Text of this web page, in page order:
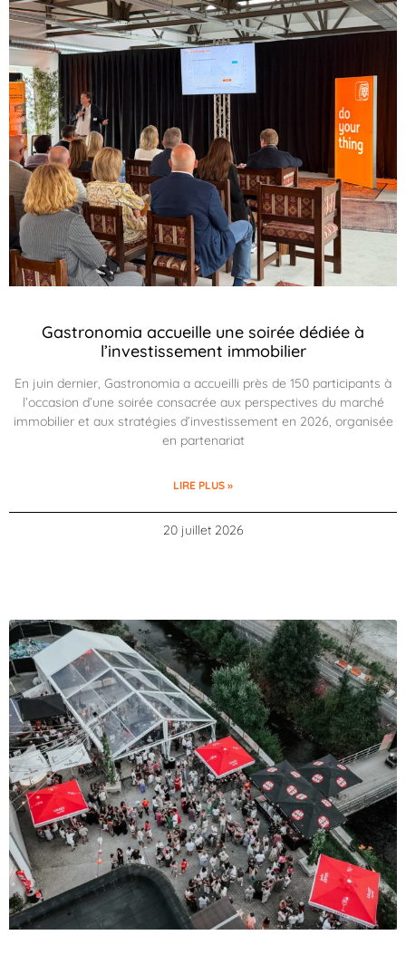
Gastronomia accueille une soirée dédiée à
l’investissement immobilier
En juin dernier, Gastronomia a accueilli près de 150 participants à
l’occasion d’une soirée consacrée aux perspectives du marché
immobilier et aux stratégies d’investissement en 2026, organisée
en partenariat
LIRE PLUS »
20 juillet 2026